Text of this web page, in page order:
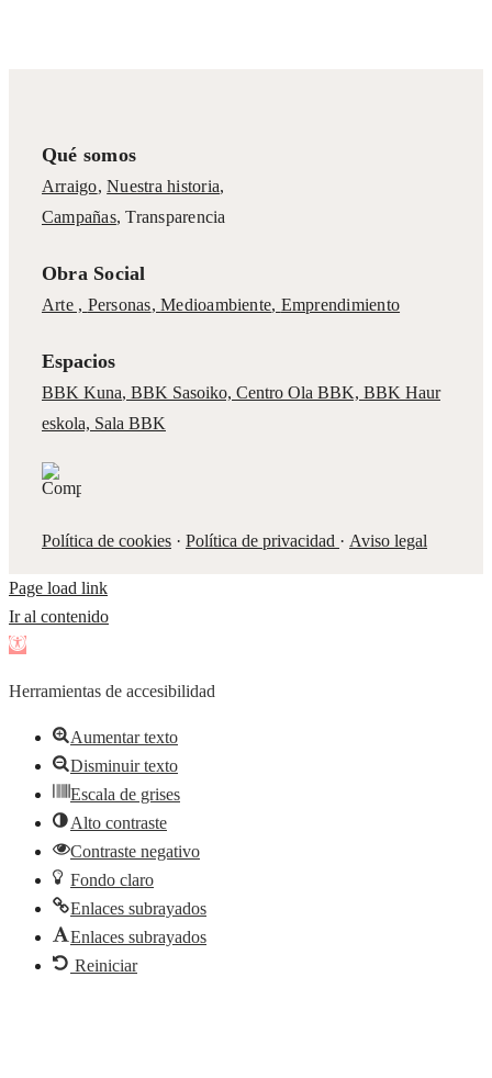
Qué somos
Arraigo,Nuestra historia,
Campañas, Transparencia
Obra Social
Arte , Personas,Medioambiente, Emprendimiento
Espacios
BBK Kuna, BBK Sasoiko, Centro Ola BBK, BBK Haur
eskola, Sala BBK
Política de cookies· Política de privacidad · Aviso legal
Page load link
Ir al contenido
Abrir
de
herramientas
Herramientas de accesibilidad
Aumentar texto
Disminuir texto
Escala de grises
Alto contraste
Contraste negativo
Fondo claro
Enlaces subrayados
Enlaces subrayados
Reiniciar